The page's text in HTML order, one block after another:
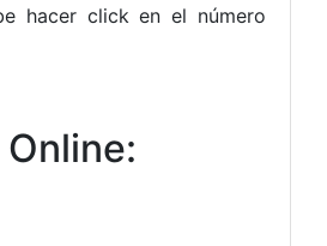
hacer click en el número